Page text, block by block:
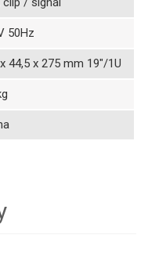
50Hz
44,5 x 275 mm 19"/1U